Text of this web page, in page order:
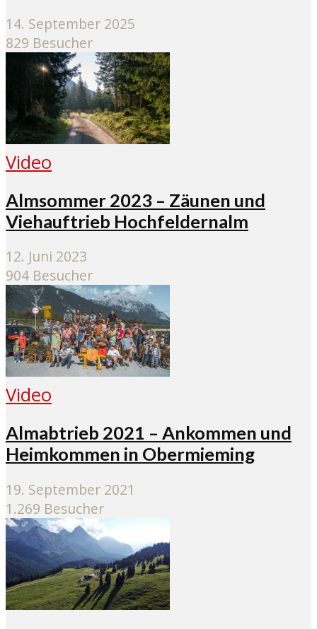
14. September 2025
829 Besucher
Video
Almsommer 2023 – Zäunen und
Viehauftrieb Hochfeldernalm
12. Juni 2023
904 Besucher
Video
Almabtrieb 2021 – Ankommen und
Heimkommen in Obermieming
19. September 2021
1.269 Besucher